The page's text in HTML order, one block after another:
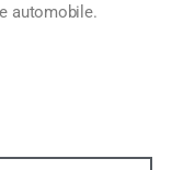
automobile.